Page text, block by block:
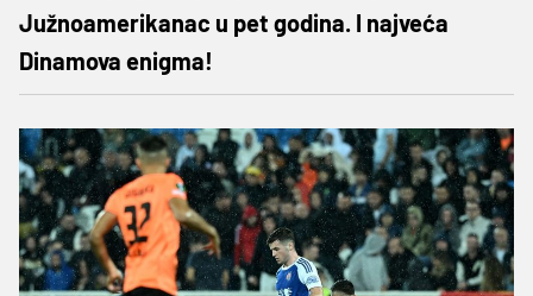
Južnoamerikanac u pet godina. I najveća
Dinamova enigma!